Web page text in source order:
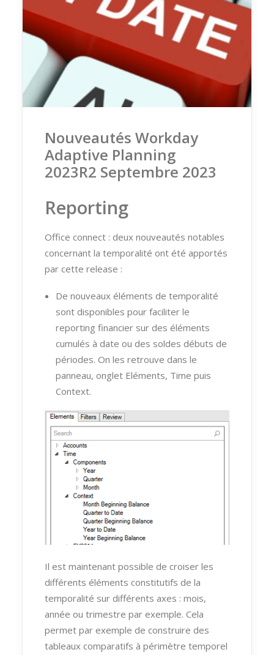
Nouveautés Workday
Adaptive Planning
2023R2 Septembre 2023
Reporting
Office connect : deux nouveautés notables
concernant la temporalité ont été apportés
par cette release :
De nouveaux éléments de temporalité
sont disponibles pour faciliter le
reporting financier sur des éléments
cumulés à date ou des soldes débuts de
périodes. On les retrouve dans le
panneau, onglet Eléments, Time puis
Context.
Il est maintenant possible de croiser les
différents éléments constitutifs de la
temporalité sur différents axes : mois,
année ou trimestre par exemple. Cela
permet par exemple de construire des
tableaux comparatifs à périmètre temporel